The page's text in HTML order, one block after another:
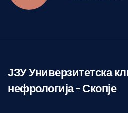
ЈЗУ Универзитетска
нефрологија – Скопје